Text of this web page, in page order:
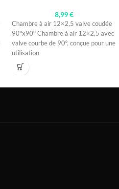
8,99€
Chambre à air 12×2,5 valve coudée
90ºx90º Chambre à air 12×2,5 avec
valve courbe de 90º, conçue pour une
utilisation